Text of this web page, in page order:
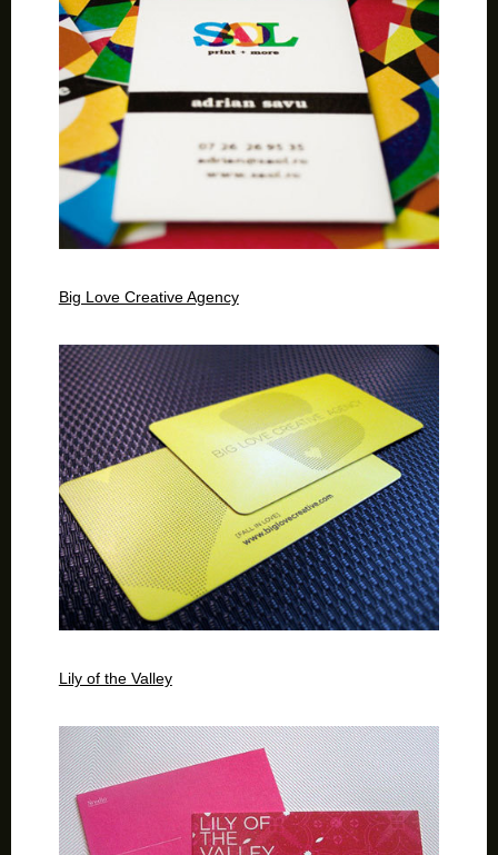
Big Love Creative Agency
Lily of the Valley